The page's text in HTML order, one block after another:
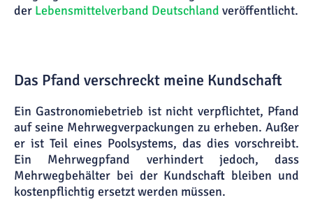
der Lebensmittelverband Deutschland veröffentlicht.
Das Pfand verschreckt meine Kundschaft
Ein Gastronomiebetrieb ist nicht verpflichtet, Pfand
auf seine Mehrwegverpackungen zu erheben. Außer
er ist Teil eines Poolsystems, das dies vorschreibt.
Ein Mehrwegpfand verhindert jedoch, dass
Mehrwegbehälter bei der Kundschaft bleiben und
kostenpflichtig ersetzt werden müssen.